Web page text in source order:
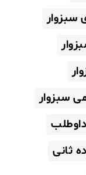
سبزوار
سبزوار
ثانی